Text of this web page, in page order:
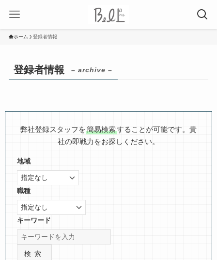
ホーム 登録者情報
登録者情報 – archive –
弊社登録スタッフを簡易検索することが可能です。貴
社の即戦力をお探しください。
地域
職種
キーワード
検索